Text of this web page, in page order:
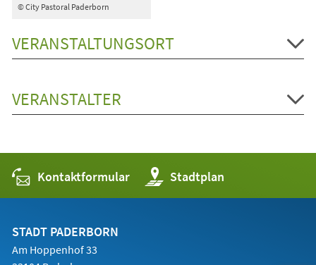
© City Pastoral Paderborn
VERANSTALTUNGSORT
VERANSTALTER
Kontaktformular Stadtplan
(Öffnet
in
einem
STADT PADERBORN
Am Hoppenhof 33